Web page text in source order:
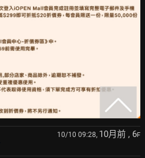
10/10 09:28, 10月前 , 6F